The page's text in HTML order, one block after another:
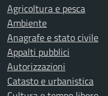
Agricoltura e pesca
Ambiente
Anagrafe e stato civile
Appalti pubblici
Autorizzazioni
Catasto e urbanistica